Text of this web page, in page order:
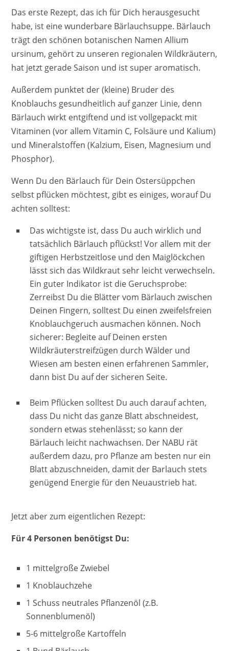
Das erste Rezept, das ich für Dich herausgesucht
habe, ist eine wunderbare Bärlauchsuppe. Bärlauch
trägt den schönen botanischen Namen Allium
ursinum, gehört zu unseren regionalen Wildkräutern,
hat jetzt gerade Saison und ist super aromatisch.
Außerdem punktet der (kleine) Bruder des
Knoblauchs gesundheitlich auf ganzer Linie, denn
Bärlauch wirkt entgiftend und ist vollgepackt mit
Vitaminen (vor allem Vitamin C, Folsäure und Kalium)
und Mineralstoffen (Kalzium, Eisen, Magnesium und
Phosphor).
Wenn Du den Bärlauch für Dein Ostersüppchen
selbst pflücken möchtest, gibt es einiges, worauf Du
achten solltest:
Das wichtigste ist, dass Du auch wirklich und
tatsächlich Bärlauch pflückst! Vor allem mit der
giftigen Herbstzeitlose und den Maiglöckchen
lässt sich das Wildkraut sehr leicht verwechseln.
Ein guter Indikator ist die Geruchsprobe:
Zerreibst Du die Blätter vom Bärlauch zwischen
Deinen Fingern, solltest Du einen zweifelsfreien
Knoblauchgeruch ausmachen können. Noch
sicherer: Begleite auf Deinen ersten
Wildkräuterstreifzügen durch Wälder und
Wiesen am besten einen erfahrenen Sammler,
dann bist Du auf der sicheren Seite.
Beim Pflücken solltest Du auch darauf achten,
dass Du nicht das ganze Blatt abschneidest,
sondern etwas stehenlässt; so kann der
Bärlauch leicht nachwachsen. Der NABU rät
außerdem dazu, pro Pflanze am besten nur ein
Blatt abzuschneiden, damit der Barlauch stets
genügend Energie für den Neuaustrieb hat.
Jetzt aber zum eigentlichen Rezept:
Für 4 Personen benötigst Du:
1 mittelgroße Zwiebel
1 Knoblauchzehe
1 Schuss neutrales Pflanzenöl (z.B.
Sonnenblumenöl)
5-6 mittelgroße Kartoffeln